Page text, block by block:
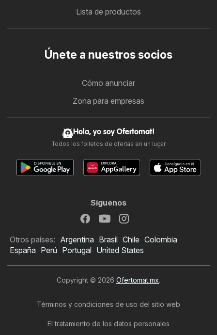
Lista de productos
Únete a nuestros socios
Cómo anunciar
Zona para empresas
Hola, yo soy Ofertomat!
Todos los folletos de ofertas en un lugar
Síguenos
Otros países: Argentina Brasil Chile Colombia
España Perú Portugal United States
Copyright © 2026 Ofertomat.mx.
Términos y condiciones de uso del sitio web
El tratamiento de los datos personales